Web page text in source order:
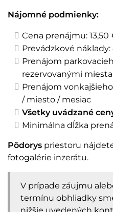
Nájomné podmienky:
Cena prenájmu: 13,50
Prevádzkové
Prenájom
rezervovanými
Prenájom
/ miesto / mesiac
Všetky uvádzané
Minimálna dĺžka
Pôdorys priestoru
fotogalérie inzerátu.
V prípade záujmu
termínu obhliadky
nižšie uvedených